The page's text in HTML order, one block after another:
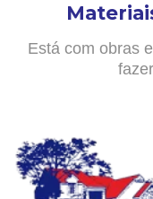
Está com obras